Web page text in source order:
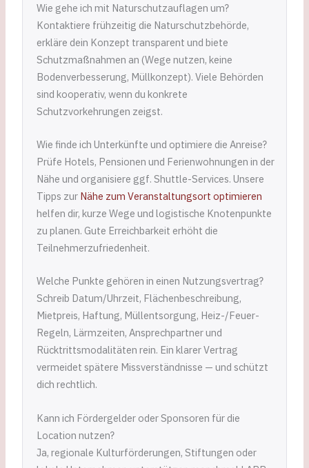
Wie gehe ich mit Naturschutzauflagen um?
Kontaktiere frühzeitig die Naturschutzbehörde,
erkläre dein Konzept transparent und biete
Schutzmaßnahmen an (Wege nutzen, keine
Bodenverbesserung, Müllkonzept). Viele Behörden
sind kooperativ, wenn du konkrete
Schutzvorkehrungen zeigst.
Wie finde ich Unterkünfte und optimiere die Anreise?
Prüfe Hotels, Pensionen und Ferienwohnungen in der
Nähe und organisiere ggf. Shuttle-Services. Unsere
Tipps zur Nähe zum Veranstaltungsort optimieren
helfen dir, kurze Wege und logistische Knotenpunkte
zu planen. Gute Erreichbarkeit erhöht die
Teilnehmerzufriedenheit.
Welche Punkte gehören in einen Nutzungsvertrag?
Schreib Datum/Uhrzeit, Flächenbeschreibung,
Mietpreis, Haftung, Müllentsorgung, Heiz-/Feuer-
Regeln, Lärmzeiten, Ansprechpartner und
Rücktrittsmodalitäten rein. Ein klarer Vertrag
vermeidet spätere Missverständnisse — und schützt
dich rechtlich.
Kann ich Fördergelder oder Sponsoren für die
Location nutzen?
Ja, regionale Kulturförderungen, Stiftungen oder